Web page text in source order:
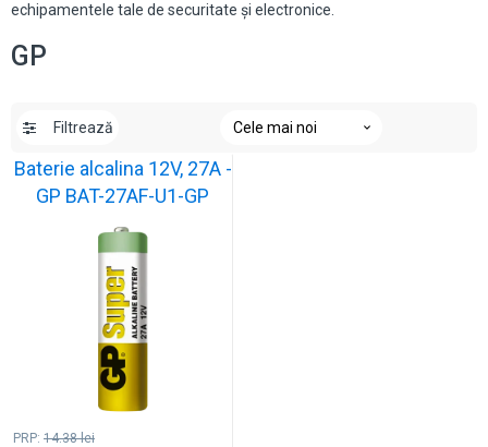
echipamentele tale de securitate și electronice.
GP
Filtrează
Baterie alcalina 12V, 27A -
GP BAT-27AF-U1-GP
PRP: 14.38lei